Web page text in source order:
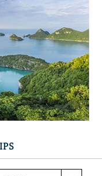
Photos Ang Thong
Photos Koh Tao
RESERVER